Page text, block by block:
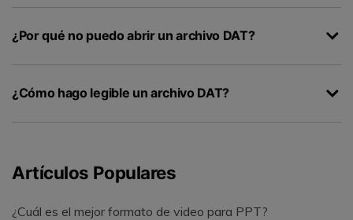
¿Por qué no puedo abrir un archivo DAT?
¿Cómo hago legible un archivo DAT?
Artículos Populares
¿Cuál es el mejor formato de video para PPT?